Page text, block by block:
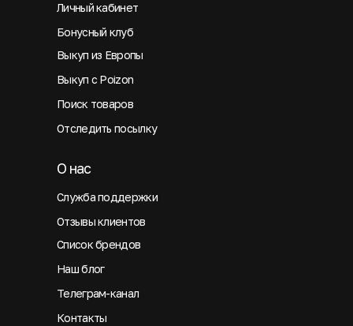
Личный кабинет
Бонусный клуб
Выкуп из Европы
Выкуп с Poizon
Поиск товаров
Отследить посылку
Служба поддержки
О нас
Отзывы клиентов
Список брендов
Наш блог
Телеграм-канал
Контакты